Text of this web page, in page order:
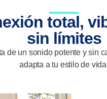
total,
sin límites
de un sonido potente y sin
adapta a tu estilo de